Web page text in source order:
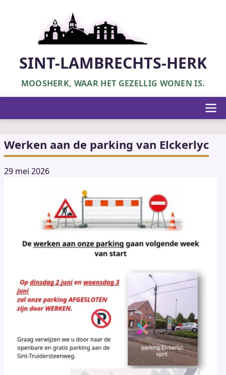
SINT-LAMBRECHTS-HERK
MOOSHERK, WAAR HET GEZELLIG WONEN IS.
Werken aan de parking van Elckerlyc
29 mei 2026